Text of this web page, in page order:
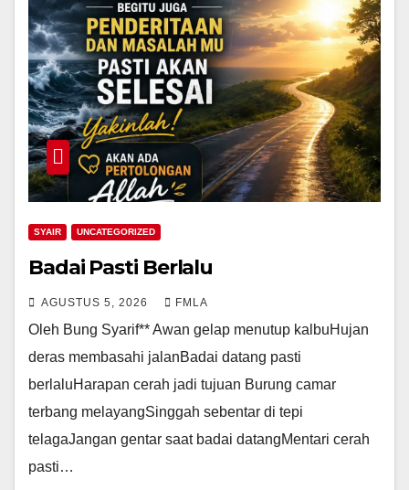
SYAIR UNCATEGORIZED
Badai Pasti Berlalu
AGUSTUS 5, 2026 FMLA
Oleh Bung Syarif** Awan gelap menutup kalbuHujan
deras membasahi jalanBadai datang pasti
berlaluHarapan cerah jadi tujuan Burung camar
terbang melayangSinggah sebentar di tepi
telagaJangan gentar saat badai datangMentari cerah
pasti…